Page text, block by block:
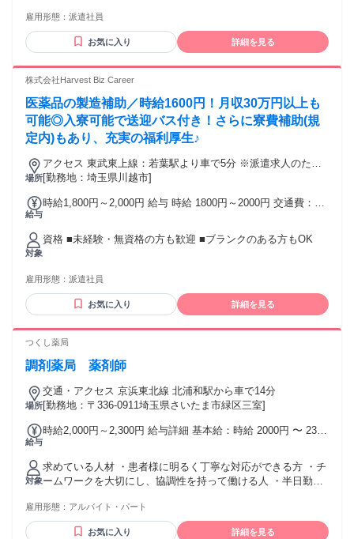
雇用形態： 派遣社員
お気に入り 詳細を見る
株式会社Harvest Biz Career
医薬品の製造補助／時給1600円！月収30万円以上も
可能◎入寮可能で送迎バス付き！さらに寮費補助(規
定内)もあり、充実の福利厚生♪
場所
アクセス 東武東上線：若葉駅より車で5分 ※派遣求人のため
地図情報は市役所などの位置になっております。ご了承くだ
[勤務地：埼玉県川越市]
給与
時給1,800円～2,000円 給与 時給 1800円～2000円 交通費：交
対象
資格 ■未経験・無資格の方も歓迎 ■ブランクのある方もOK
雇用形態： 派遣社員
お気に入り 詳細を見る
つくし薬局
調剤薬局 薬剤師
場所
交通・アクセス 京浜東北線 北浦和駅から車で14分
[勤務地：〒336-0911埼玉県さいたま市緑区三室]
給与
時給2,000円～2,300円 給与詳細 基本給：時給 2000円 〜 2300
～400円）があります。
対象
求めている人材 ・患者様に明るく丁寧な対応ができる方 ・チ
ームワークを大切にし、協調性を持って働ける人 ・半日勤務
雇用形態： アルバイト・パート
お気に入り 詳細を見る